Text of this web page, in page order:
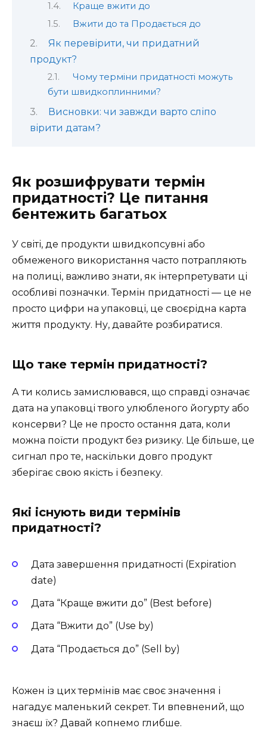
Краще вжити до
Вжити до та Продається до
Як перевірити, чи придатний
продукт?
Чому терміни придатності можуть
бути швидкоплинними?
Висновки: чи завжди варто сліпо
вірити датам?
Як розшифрувати термін
придатності? Це питання
бентежить багатьох
У світі, де продукти швидкопсувні або
обмеженого використання часто потрапляють
на полиці, важливо знати, як інтерпретувати ці
особливі позначки. Термін придатності — це не
просто цифри на упаковці, це своєрідна карта
життя продукту. Ну, давайте розбиратися.
Що таке термін придатності?
А ти колись замислювався, що справді означає
дата на упаковці твого улюбленого йогурту або
консерви? Це не просто остання дата, коли
можна поїсти продукт без ризику. Це більше, це
сигнал про те, наскільки довго продукт
зберігає свою якість і безпеку.
Які існують види термінів
придатності?
Дата завершення придатності (Expiration
date)
Дата “Краще вжити до” (Best before)
Дата “Вжити до” (Use by)
Дата “Продається до” (Sell by)
Кожен із цих термінів має своє значення і
нагадує маленький секрет. Ти впевнений, що
знаєш їх? Давай копнемо глибше.